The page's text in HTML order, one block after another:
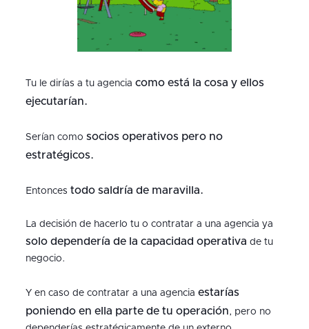
Tu le dirías a tu agencia como está la cosa y ellos
ejecutarían.
Serían como socios operativos pero no
estratégicos.
Entonces todo saldría de maravilla.
La decisión de hacerlo tu o contratar a una agencia ya
solo dependería de la capacidad operativa de tu
negocio.
Y en caso de contratar a una agencia estarías
poniendo en ella parte de tu operación, pero no